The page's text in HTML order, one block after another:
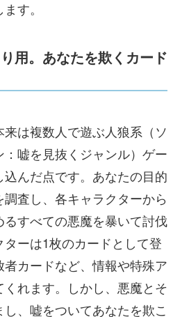
す。
用。あなたを欺くカード
は複数人で遊ぶ人狼系（ソ
嘘を見抜くジャンル）ゲー
んだ点です。あなたの目的
査し、各キャラクターから
すべての悪魔を暴いて討伐
ーは1枚のカードとして登
カードなど、情報や特殊ア
れます。しかし、悪魔とそ
、嘘をついてあなたを欺こ